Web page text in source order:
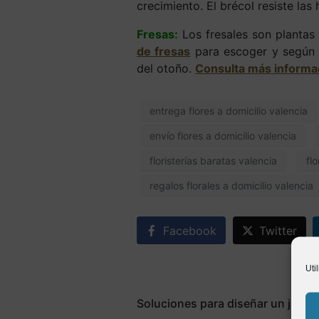
crecimiento. El brécol resiste las
Fresas: Los fresales son
de fresas para escoger y
del otoño. Consulta más
entrega flores a domicilio valencia
envío flores a domicilio valencia
floristerías baratas valencia
regalos florales a domicilio valencia
Facebook Twitter
Soluciones para diseñar un jardín